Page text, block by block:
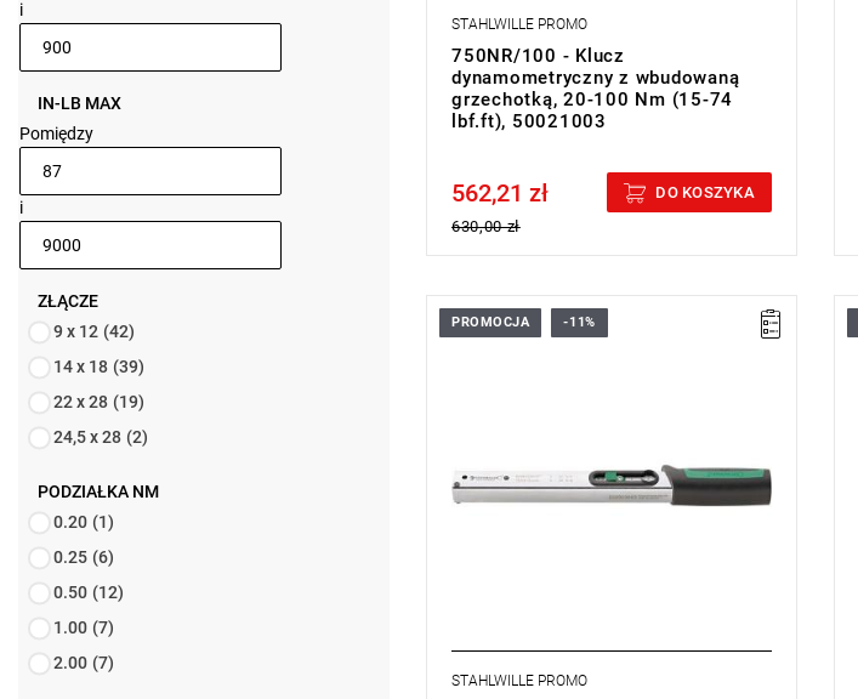
i
IN-LB MAX
Pomiędzy
i
ZŁĄCZE
9 x 12 (42)
14 x 18 (39)
22 x 28 (19)
24,5 x 28 (2)
PODZIAŁKA NM
0.20 (1)
0.25 (6)
0.50 (12)
1.00 (7)
2.00 (7)
gotowy do pracy
• z 2-komponentowym uchwytem
• certyfikat kalibracji zgodnie z normą DIN
EN ISO 6789-2:2017
STAHLWILLE PROMO
750NR/100 - Klucz
dynamometryczny z wbudowaną
grzechotką, 20-100 Nm (15-74
lbf.ft), 50021003
Price tax included
562,21 zł
630,00 zł
DO KOSZYKA
PROMOCJA -11%
STAHLWILLE PROMO